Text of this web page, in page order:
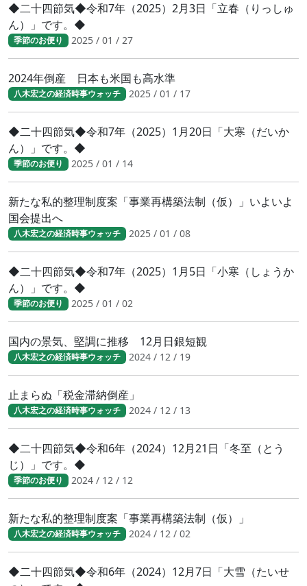
◆二十四節気◆令和7年（2025）2月3日「立春（りっしゅ
ん）」です。◆
季節のお便り 2025 / 01 / 27
2024年倒産 日本も米国も高水準
八木宏之の経済時事ウォッチ 2025 / 01 / 17
◆二十四節気◆令和7年（2025）1月20日「大寒（だいか
ん）」です。◆
季節のお便り 2025 / 01 / 14
新たな私的整理制度案「事業再構築法制（仮）」いよいよ
国会提出へ
八木宏之の経済時事ウォッチ 2025 / 01 / 08
◆二十四節気◆令和7年（2025）1月5日「小寒（しょうか
ん）」です。◆
季節のお便り 2025 / 01 / 02
国内の景気、堅調に推移 12月日銀短観
八木宏之の経済時事ウォッチ 2024 / 12 / 19
止まらぬ「税金滞納倒産」
八木宏之の経済時事ウォッチ 2024 / 12 / 13
◆二十四節気◆令和6年（2024）12月21日「冬至（とう
じ）」です。◆
季節のお便り 2024 / 12 / 12
新たな私的整理制度案「事業再構築法制（仮）」
八木宏之の経済時事ウォッチ 2024 / 12 / 02
◆二十四節気◆令和6年（2024）12月7日「大雪（たいせ